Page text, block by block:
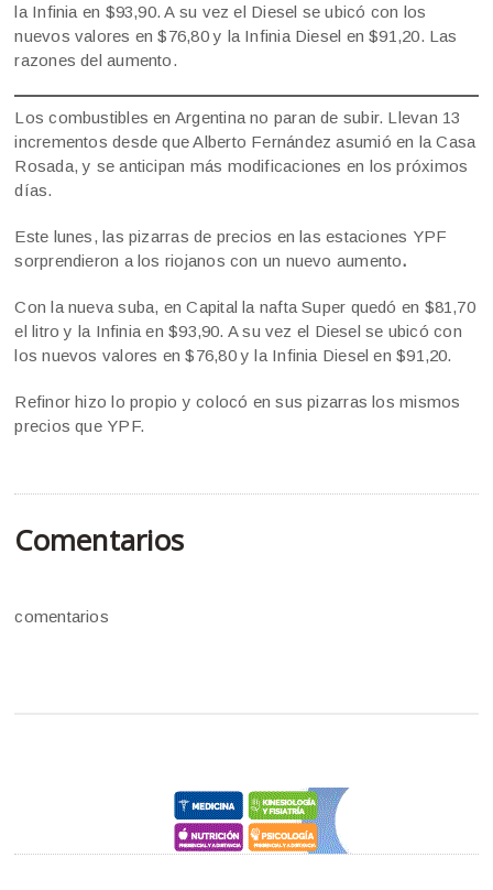
la Infinia en $93,90. A su vez el Diesel se ubicó con los
nuevos valores en $76,80 y la Infinia Diesel en $91,20. Las
razones del aumento.
Los combustibles en Argentina no paran de subir. Llevan 13
incrementos desde que Alberto Fernández asumió en la Casa
Rosada, y se anticipan más modificaciones en los próximos
días.
Este lunes, las pizarras de precios en las estaciones YPF
sorprendieron a los riojanos con un nuevo aumento.
Con la nueva suba, en Capital la nafta Super quedó en $81,70
el litro y la Infinia en $93,90. A su vez el Diesel se ubicó con
los nuevos valores en $76,80 y la Infinia Diesel en $91,20.
Refinor hizo lo propio y colocó en sus pizarras los mismos
precios que YPF.
Comentarios
comentarios